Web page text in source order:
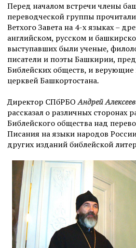
Перед началом встречи члены
переводческой группы
Ветхого Завета на 4-х языках –
английском, русском и
выступавших были ученые,
писатели и поэты Башкирии,
Библейских обществ, и верующие
церквей Башкортостана.
Директор СПбРБОАндрей
рассказал о различных сторонах
Библейского общества над
Писания на языки народов
других изданий библейской